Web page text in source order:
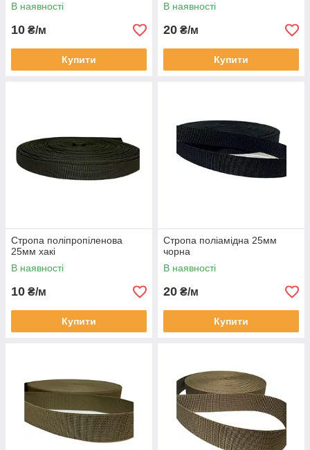
В наявності
10 ₴/м
Купити
В наявності
20 ₴/м
Купити
Стропа поліпропіленова
25мм хакі
В наявності
10 ₴/м
Купити
Стропа поліамідна 25мм
чорна
В наявності
20 ₴/м
Купити